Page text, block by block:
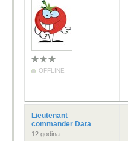
OFFLINE
Lieutenant
commander Data
12 godina